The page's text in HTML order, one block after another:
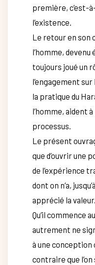
première, c’est-
l’existence.
Le retour en son
l’homme,
toujours joué un
l’engagement
la pratique du
l’homme, aident
processus.
Le présent
que d’ouvrir une
de l’expérience
dont on n’a,
apprécié la valeur.
Qu’il commence
autrement ne
à une conception
contraire que l’on